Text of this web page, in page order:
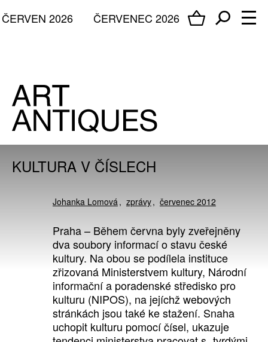
ČERVENEC 2026
ČERVEN 2026
KULTURA V ČÍSLECH
Johanka Lomová zprávy červenec 2012
Praha – Během června byly zveřejněny
dva soubory informací o stavu české
kultury. Na obou se podílela instituce
zřizovaná Ministerstvem kultury, Národní
informační a poradenské středisko pro
kulturu (NIPOS), na jejíchž webových
stránkách jsou také ke stažení. Snaha
uchopit kulturu pomocí čísel, ukazuje